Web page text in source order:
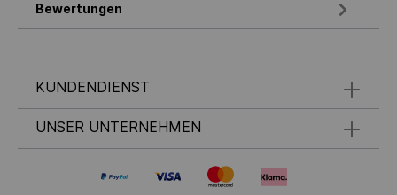
Bewertungen
KUNDENDIENST
UNSER UNTERNEHMEN